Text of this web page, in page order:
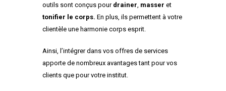
outils sont conçus pour drainer masser et
tonifier le corps. En plus, ils permettent à votre
clientèle une harmonie corps esprit.
Ainsi, l’intégrer dans vos offres de services
apporte de nombreux avantages tant pour vos
clients que pour votre institut.